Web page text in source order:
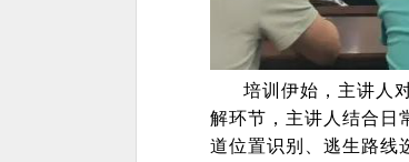
培训伊始，主讲人
解环节，主讲人结合日
道位置识别、逃生路线